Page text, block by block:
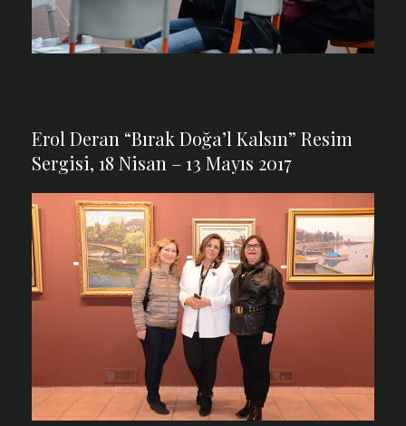
Erol Deran “Bırak Doğa’l Kalsın” Resim
Sergisi, 18 Nisan – 13 Mayıs 2017